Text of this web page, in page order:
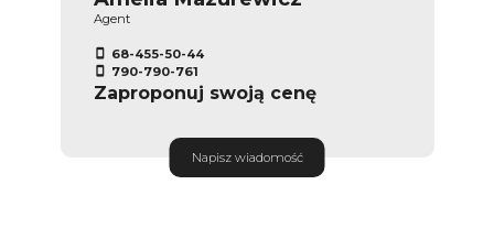
Agent
68-455-50-44
790-790-761
Napisz wiadomość
Zaproponuj swoją cenę